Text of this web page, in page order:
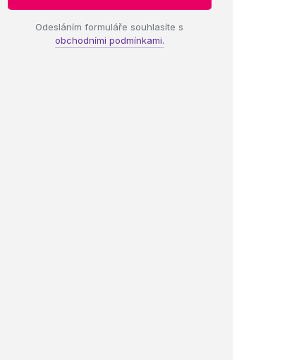
Odesláním formuláře souhlasíte s
obchodními podmínkami.